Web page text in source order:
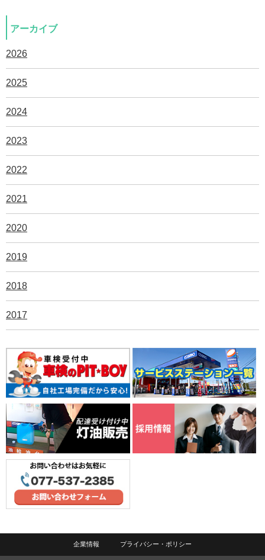
アーカイブ
2026
2025
2024
2023
2022
2021
2020
2019
2018
2017
企業情報 プライバシー・ポリシー